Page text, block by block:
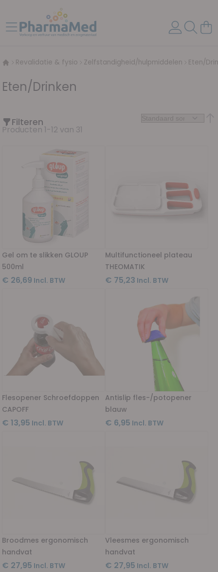
Toggle Nav
Revalidatie & fysio Zelfstandigheid/hulpmiddelen Eten/
Eten/Drinken
Producten 1-12 van 31
Gel om te slikken GLOUP
500ml
€ 26,69
Multifunctioneel plateau
THEOMATIK
€ 75,23
Flesopener Schroefdoppen
CAPOFF
€ 13,95
Antislip fles-/potopener
blauw
€ 6,95
Broodmes ergonomisch
handvat
€ 27,95
Vleesmes ergonomisch
handvat
€ 27,95
Filteren